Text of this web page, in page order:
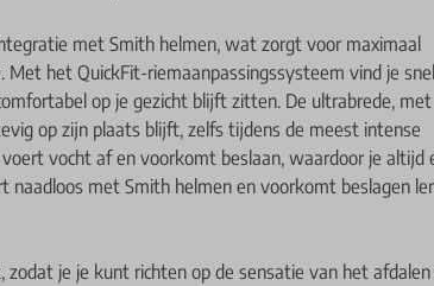
met Smith helmen, wat zorgt voor maximaal
het QuickFit-riemaanpassingssysteem vind je
op je gezicht blijft zitten. De ultrabrede, met
op zijn plaats blijft, zelfs tijdens de meest intense
vocht af en voorkomt beslaan, waardoor je altijd
met Smith helmen en voorkomt beslagen
je je kunt richten op de sensatie van het afdalen